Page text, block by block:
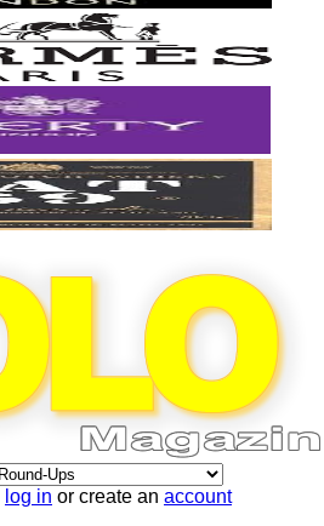
log in or create an account